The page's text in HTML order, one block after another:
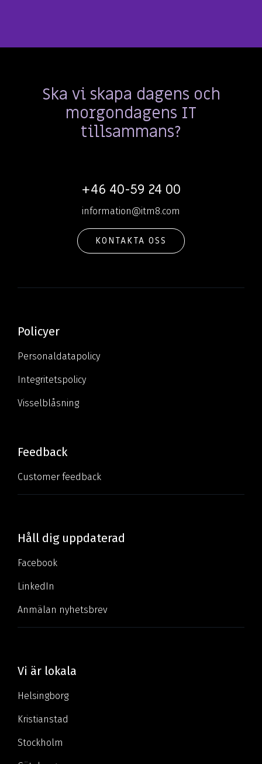
Ska vi skapa dagens och
morgondagens IT
tillsammans?
+46 40-59 24 00
information@itm8.com
KONTAKTA OSS
Policyer
Personaldatapolicy
Integritetspolicy
Visselblåsning
Feedback
Customer feedback
Håll dig uppdaterad
Facebook
LinkedIn
Anmälan nyhetsbrev
Vi är lokala
Helsingborg
Kristianstad
Stockholm